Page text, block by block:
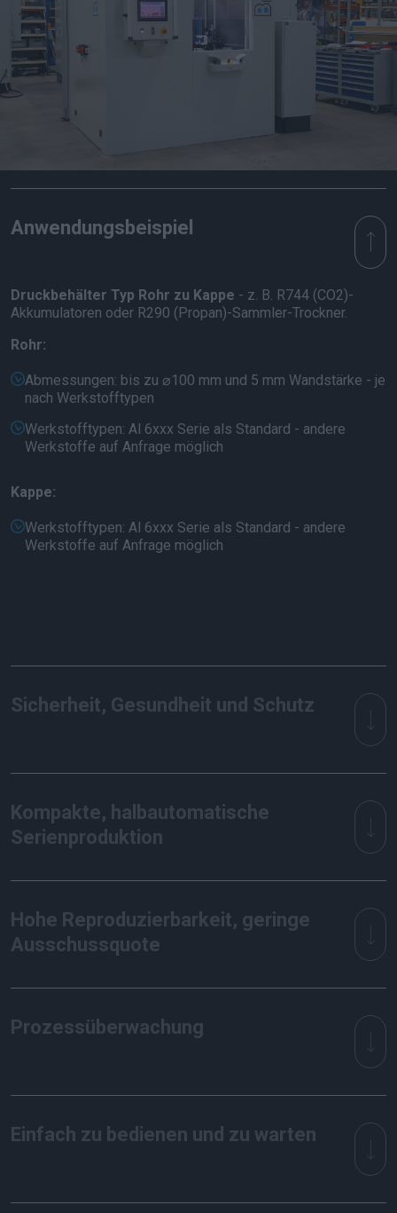
Anwendungsbeispiel
Druckbehälter Typ Rohr zu Kappe - z. B. R744 (CO2)-
Akkumulatoren oder R290 (Propan)-Sammler-Trockner.
Rohr:
Abmessungen: bis zu ⌀100 mm und 5 mm Wandstärke - je
nach Werkstofftypen
Werkstofftypen: Al 6xxx Serie als Standard - andere
Werkstoffe auf Anfrage möglich
Kappe:
Werkstofftypen: Al 6xxx Serie als Standard - andere
Werkstoffe auf Anfrage möglich
Sicherheit, Gesundheit und Schutz
Kompakte, halbautomatische
Serienproduktion
Hohe Reproduzierbarkeit, geringe
Ausschussquote
Prozessüberwachung
Einfach zu bedienen und zu warten